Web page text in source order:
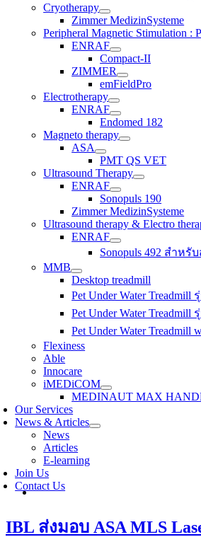
Cryotherapy
Zimmer MedizinSysteme
Peripheral Magnetic Stimulation :
ENRAF
Compact-II
ZIMMER
emFieldPro
Electrotherapy
ENRAF
Endomed 182
Magneto therapy
ASA
PMT QS VET
Ultrasound Therapy
ENRAF
Sonopuls 190
Zimmer MedizinSysteme
Ultrasound therapy & Electro
ENRAF
Sonopuls 492 สำหรั
MMB
Desktop treadmill
Pet Under Water Treadmill
Pet Under Water Treadmill
Pet Under Water Treadmill
Flexiness
Able
Innocare
iMEDiCOM
MEDINAUT MAX
Our Services
News & Articles
News
Articles
E-learning
Join Us
Contact Us
IBL ส่งมอบ ASA MLS